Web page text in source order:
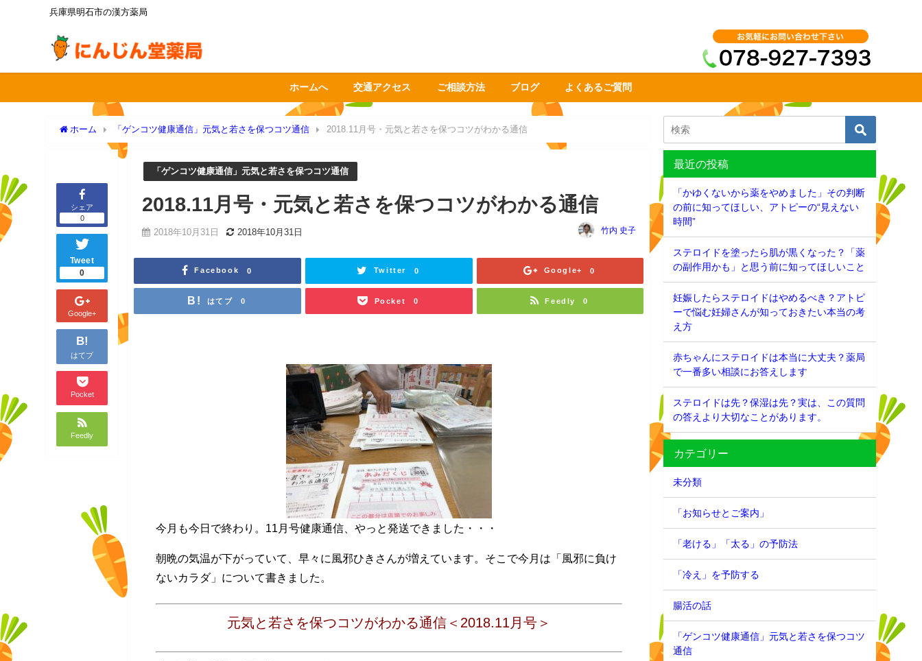
兵庫県明石市の漢方薬局
ホームへ 交通アクセス ご相談方法 ブログ よくあるご質問
ホーム 「ゲンコツ健康通信」元気と若さを保つコツ通信 2018.11月号・元気と若さを保つコツがわかる通信
シェア
0
Tweet
0
Google+
B!
はてブ
Pocket
Feedly
「ゲンコツ健康通信」元気と若さを保つコツ通信
2018.11月号・元気と若さを保つコツがわかる通信
2018年10月31日 2018年10月31日 竹内 史子
Facebook 0 Twitter 0 Google+ 0
はてブ 0 Pocket 0 Feedly 0
今月も今日で終わり。11月号健康通信、やっと発送できました・・・
朝晩の気温が下がっていて、早々に風邪ひきさんが増えています。そこで今月は「風邪に負け
ないカラダ」について書きました。
元気と若さを保つコツがわかる通信＜2018.11月号＞
最近の投稿
「かゆくないから薬をやめました」その判断
の前に知ってほしい、アトピーの“見えない
時間”
ステロイドを塗ったら肌が黒くなった？「薬
の副作用かも」と思う前に知ってほしいこと
妊娠したらステロイドはやめるべき？アトピ
ーで悩む妊婦さんが知っておきたい本当の考
え方
赤ちゃんにステロイドは本当に大丈夫？薬局
で一番多い相談にお答えします
ステロイドは先？保湿は先？実は、この質問
の答えより大切なことがあります。
カテゴリー
未分類
「お知らせとご案内」
「老ける」「太る」の予防法
「冷え」を予防する
腸活の話
「ゲンコツ健康通信」元気と若さを保つコツ
通信